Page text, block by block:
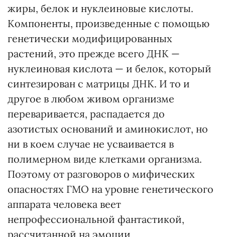
жиры, белок и нуклеиновые кислоты.
Компоненты, произведенные с помощью
генетически модифицированных
растений, это прежде всего ДНК —
нуклеиновая кислота — и белок, который
синтезирован с матрицы ДНК. И то и
другое в любом живом организме
переваривается, распадается до
азотистых оснований и аминокислот, но
ни в коем случае не усваивается в
полимерном виде клетками организма.
Поэтому от разговоров о мифических
опасностях ГМО на уровне генетического
аппарата человека веет
непрофессиональной фантастикой,
рассчитанной на эмоции